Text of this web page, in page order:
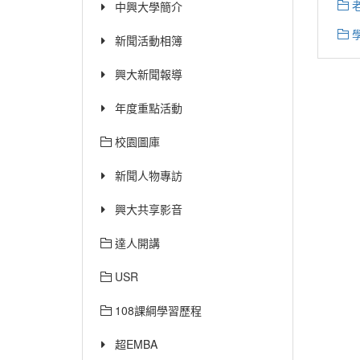
中興大學簡介
新聞活動相簿
興大新聞報導
年度重點活動
校園圖庫
新聞人物專訪
興大共享影音
達人開講
USR
108課綱學習歷程
超EMBA